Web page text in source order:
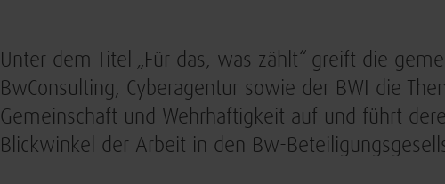
Unter dem Titel „Für das, was zählt“ greift die
BwConsulting, Cyberagentur sowie der BWI die
Gemeinschaft und Wehrhaftigkeit auf und führt
Blickwinkel der Arbeit in den Bw-